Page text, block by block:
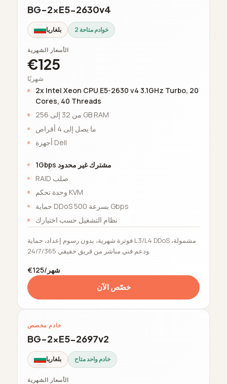
BG-2xE5-2630v4
بلغاريا 2 خوادم متاحة
الأسعار الشهرية
€125
شهريًا
2x Intel Xeon CPU E5-2630 v4 3.1GHz Turbo, 20
Cores, 40 Threads
من 32 إلى 256 GB RAM
ما يصل إلى 4 أقراص
أجهزة Dell
1Gbps مشترك غير محدود
RAID صلب
وحدة تحكم KVM
حماية DDoS بسرعة 500 Gbps
نظام التشغيل حسب اختيارك
فوترة شهرية، بدون رسوم إعداد، حماية L3/L4 DDoS مشمولة،
ودعم فني مباشر من فريق حقيقي 24/7/365.
€125/شهر
خصّص الآن
خادم مخصص
BG-2xE5-2697v2
بلغاريا خادم واحد متاح
الأسعار الشهرية